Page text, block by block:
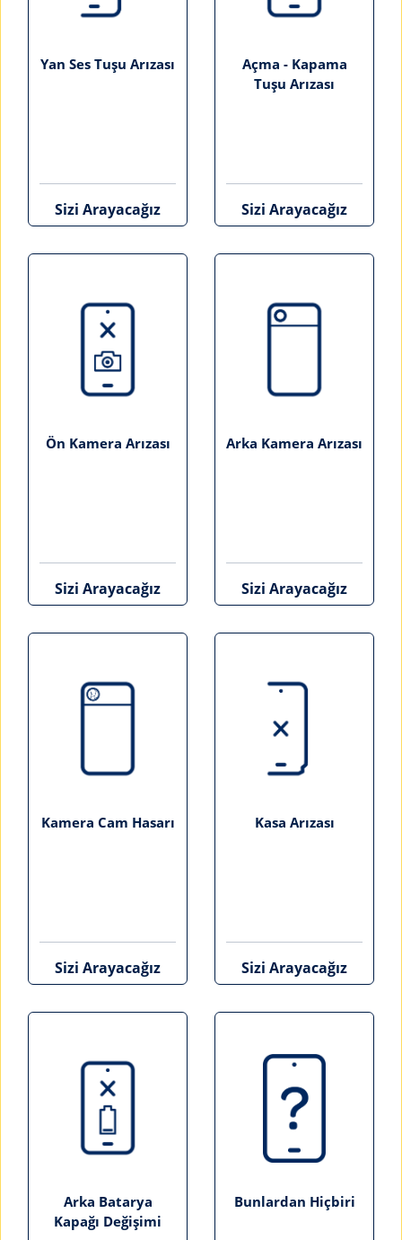
Yan Ses Tuşu Arızası
Sizi Arayacağız
Açma - Kapama
Tuşu Arızası
Sizi Arayacağız
Ön Kamera Arızası
Sizi Arayacağız
Arka Kamera Arızası
Sizi Arayacağız
Kamera Cam Hasarı
Sizi Arayacağız
Kasa Arızası
Sizi Arayacağız
Arka Batarya
Kapağı Değişimi
Bunlardan Hiçbiri